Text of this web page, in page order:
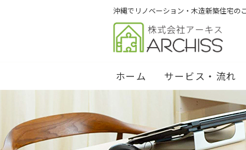
沖縄でリノベーション・木造新築住宅の
ホーム サービス・流れ